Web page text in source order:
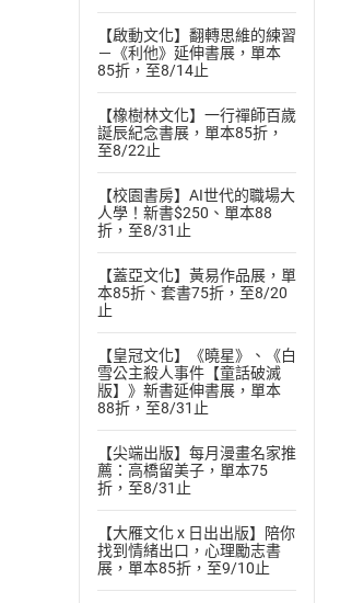
【啟動文化】翻轉思維的練習
－《利他》延伸書展，單本
85折，至8/14止
【橡樹林文化】一行禪師百歲
誕辰紀念書展，單本85折，
至8/22止
【校園書房】AI世代的職場大
人學！新書$250、單本88
折，至8/31止
【蓋亞文化】黃易作品展，單
本85折、套書75折，至8/20
止
【皇冠文化】《曉星》、《白
雪公主殺人事件【童話破滅
版】》新書延伸書展，單本
88折，至8/31止
【尖端出版】每月漫畫名家推
薦：高橋留美子，單本75
折，至8/31止
【大雁文化 x 日出出版】陪你
找到情緒出口，心理勵志書
展，單本85折，至9/10止